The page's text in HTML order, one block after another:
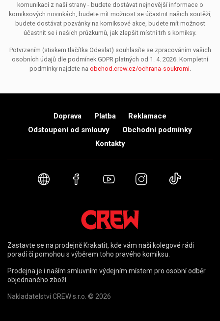
komunikací z naší strany - budete dostávat nejnovější informace o
komiksových novinkách, budete mít možnost se účastnit našich soutěží,
budete dostávat pozvánky na komiksové akce, budete mít možnost
účastnit se i našich průzkumů, jak zlepšit místní trh s komiksy.
Potvrzením (stiskem tlačítka Odeslat) souhlasíte se zpracováním vašich
osobních údajů dle podmínek GDPR platných od 1. 4. 2026. Kompletní
podmínky najdete na obchod.crew.cz/ochrana-soukromi.
Doprava Platba
Reklamace
Odstoupení od smlouvy
Obchodní podmínky
Kontakty
Webové stránky
FacebookYouTubeInstagram
Zastavte se na prodejně Krakatit, kde vám naši kolegové rádi
poradí či pomohou s výběrem toho pravého komiksu.
Prodejna je i naším smluvním výdejním místem pro osobní odběr
objednaného zboží.
Nakladatelství CREW s.r.o. © 2026